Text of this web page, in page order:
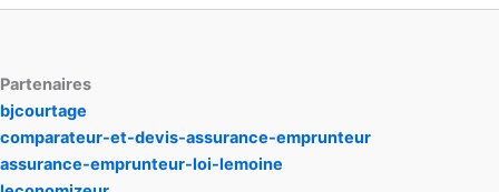
Partenaires
bjcourtage
comparateur-et-devis-assurance-emprunteur
assurance-emprunteur-loi-lemoine